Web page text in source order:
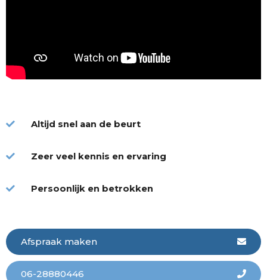
Altijd snel aan de beurt
Zeer veel kennis en ervaring
Persoonlijk en betrokken
Afspraak maken
06-28880446